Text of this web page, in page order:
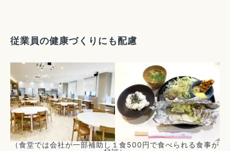
従業員の健康づくりにも配慮
（食堂では会社が一部補助し１食500円で食べられる食事が